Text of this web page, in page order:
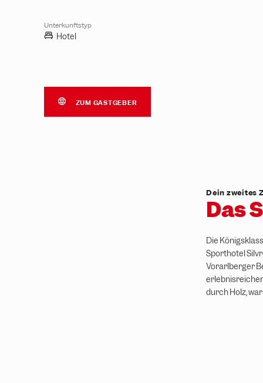
Unterkunftstyp
Hotel
ZUM GASTGEBER
Dein zweites
Das
Die
Sporthotel
Vorarlberger
durch Holz,